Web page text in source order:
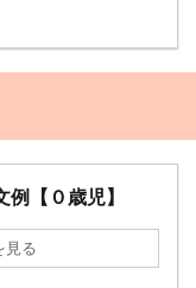
例【０歳児】
見る